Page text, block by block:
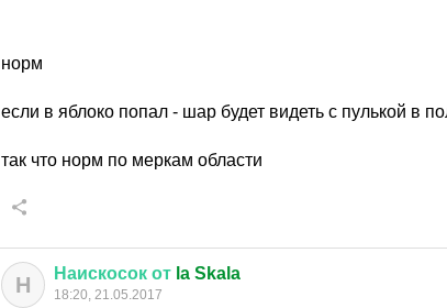
норм
если в яблоко попал - шар будет видеть с пулькой в
так что норм по меркам области
Н Наискосок от la Skala
18:20, 21.05.2017